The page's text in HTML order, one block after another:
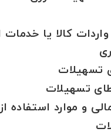
کالا یا خدمات